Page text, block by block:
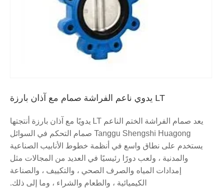
LT يدوي ناعم الفراشة صمام مع آذان بارزة
يعد صمام الفراشة الختم الناعم LT يدويًا مع آذان بارزة أنتجتها
Tanggu Shengshi Huagong صمام التحكم في السوائل
يستخدم على نطاق واسع في أنظمة خطوط الأنابيب الصناعية
والمدنية ، ولعب دورًا رئيسيًا في العديد من المجالات مثل
إمدادات المياه والصرف الصحي ، والتكييف ، والصناعة
الكيميائية ، والطعام والشراء ، وما إلى ذلك.